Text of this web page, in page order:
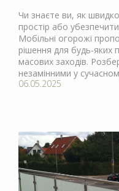
Чи знаєте ви, як
простір або
Мобільні огорожі
рішення для будь-яких
масових заходів.
незамінними у
06.05.2025